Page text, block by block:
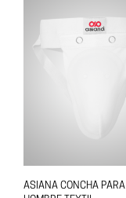
ASIANA CONCHA PARA